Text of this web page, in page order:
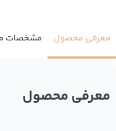
معرفی محصول مشخصات
معرفی محصول